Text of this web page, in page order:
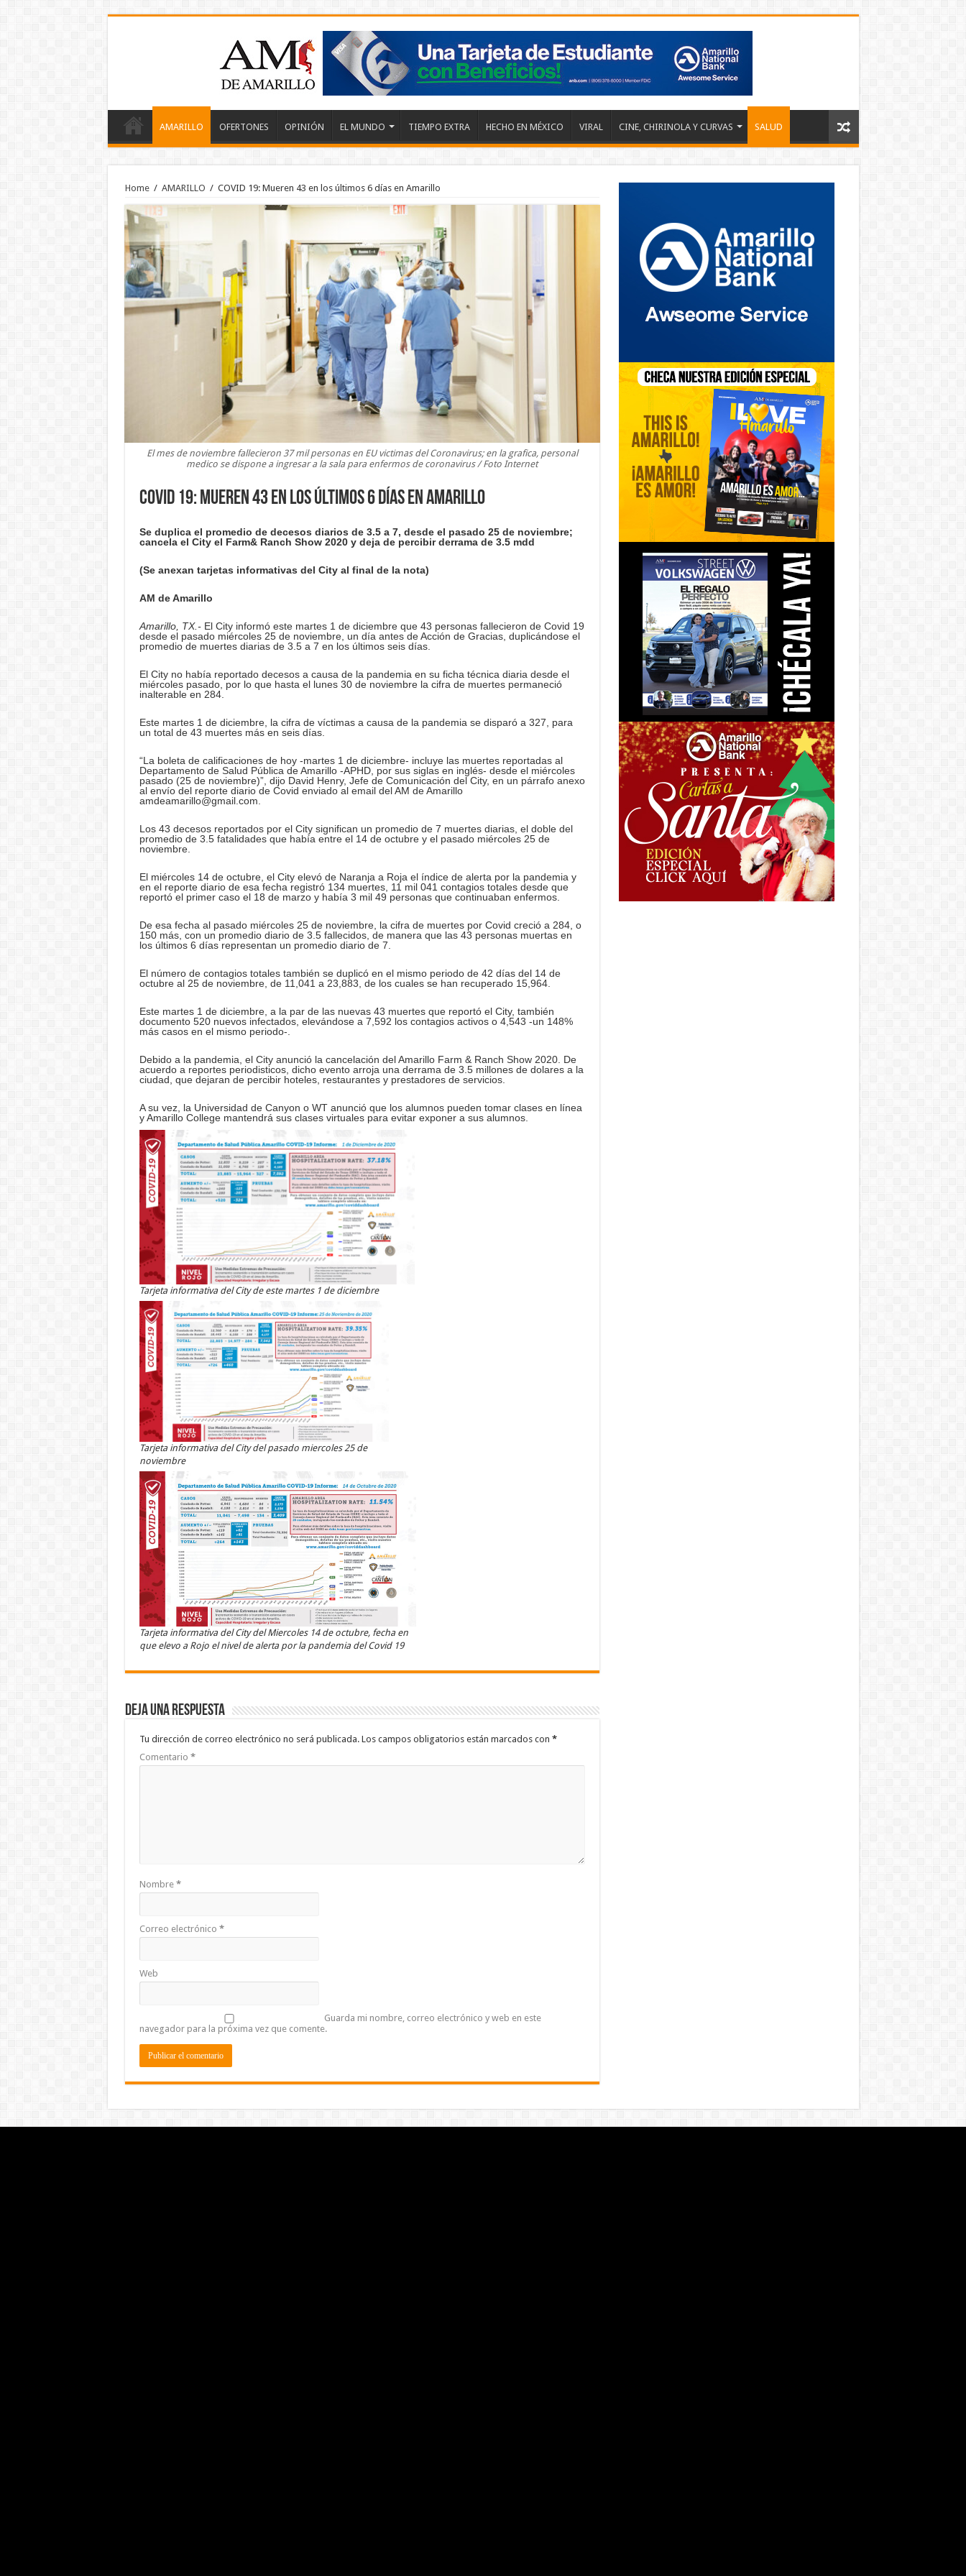
AMARILLO OFERTONES OPINIÓN EL MUNDO TIEMPO EXTRA HECHO EN MÉXICO VIRAL CINE, CHIRINOLA Y CURVAS SALUD
Home / AMARILLO / COVID 19: Mueren 43 en los últimos 6 días en Amarillo
El mes de noviembre fallecieron 37 mil personas en EU victimas del Coronavirus; en la grafica, personal
medico se dispone a ingresar a la sala para enfermos de coronavirus / Foto Internet
COVID 19: Mueren 43 en los últimos 6 días en Amarillo
Se duplica el promedio de decesos diarios de 3.5 a 7, desde el pasado 25 de noviembre;
cancela el City el Farm& Ranch Show 2020 y deja de percibir derrama de 3.5 mdd
(Se anexan tarjetas informativas del City al final de la nota)
AM de Amarillo
Amarillo, TX.-El City informó este martes 1 de diciembre que 43 personas fallecieron de Covid 19
desde el pasado miércoles 25 de noviembre, un día antes de Acción de Gracias, duplicándose el
promedio de muertes diarias de 3.5 a 7 en los últimos seis días.
El City no había reportado decesos a causa de la pandemia en su ficha técnica diaria desde el
miércoles pasado, por lo que hasta el lunes 30 de noviembre la cifra de muertes permaneció
inalterable en 284.
Este martes 1 de diciembre, la cifra de víctimas a causa de la pandemia se disparó a 327, para
un total de 43 muertes más en seis días.
“La boleta de calificaciones de hoy -martes 1 de diciembre- incluye las muertes reportadas al
Departamento de Salud Pública de Amarillo -APHD, por sus siglas en inglés- desde el miércoles
pasado (25 de noviembre)”, dijo David Henry, Jefe de Comunicación del City, en un párrafo anexo
al envío del reporte diario de Covid enviado al email del AM de Amarillo
amdeamarillo@gmail.com.
Los 43 decesos reportados por el City significan un promedio de 7 muertes diarias, el doble del
promedio de 3.5 fatalidades que había entre el 14 de octubre y el pasado miércoles 25 de
noviembre.
El miércoles 14 de octubre, el City elevó de Naranja a Roja el índice de alerta por la pandemia y
en el reporte diario de esa fecha registró 134 muertes, 11 mil 041 contagios totales desde que
reportó el primer caso el 18 de marzo y había 3 mil 49 personas que continuaban enfermos.
De esa fecha al pasado miércoles 25 de noviembre, la cifra de muertes por Covid creció a 284, o
150 más, con un promedio diario de 3.5 fallecidos, de manera que las 43 personas muertas en
los últimos 6 días representan un promedio diario de 7.
El número de contagios totales también se duplicó en el mismo periodo de 42 días del 14 de
octubre al 25 de noviembre, de 11,041 a 23,883, de los cuales se han recuperado 15,964.
Este martes 1 de diciembre, a la par de las nuevas 43 muertes que reportó el City, también
documento 520 nuevos infectados, elevándose a 7,592 los contagios activos o 4,543 -un 148%
más casos en el mismo periodo-.
Debido a la pandemia, el City anunció la cancelación del Amarillo Farm & Ranch Show 2020. De
acuerdo a reportes periodisticos, dicho evento arroja una derrama de 3.5 millones de dolares a la
ciudad, que dejaran de percibir hoteles, restaurantes y prestadores de servicios.
A su vez, la Universidad de Canyon o WT anunció que los alumnos pueden tomar clases en línea
y Amarillo College mantendrá sus clases virtuales para evitar exponer a sus alumnos.
Tarjeta informativa del City de este martes 1 de diciembre
Tarjeta informativa del City del pasado miercoles 25 de
noviembre
Tarjeta informativa del City del Miercoles 14 de octubre, fecha en
que elevo a Rojo el nivel de alerta por la pandemia del Covid 19
Deja una respuesta
Tu dirección de correo electrónico no será publicada. Los campos obligatorios están marcados con *
Comentario *
Nombre *
Correo electrónico *
Web
Guarda mi nombre, correo electrónico y web en este
navegador para la próxima vez que comente.